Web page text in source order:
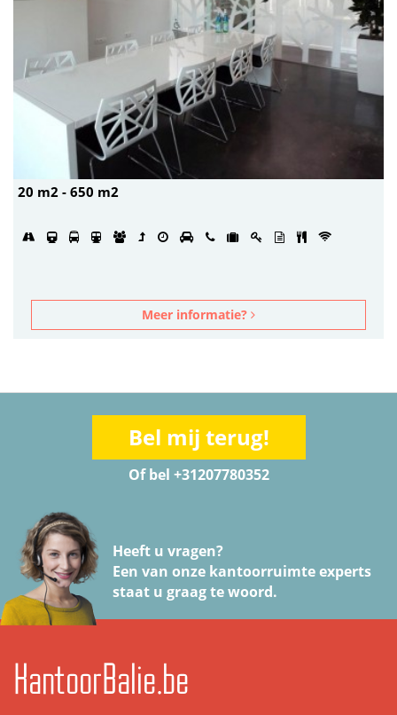
20 m2 - 650 m2
Meer informatie?
Bel mij terug!
Of bel +31207780352
Heeft u vragen?
Een van onze kantoorruimte experts
staat u graag te woord.
KantoorBalie.be